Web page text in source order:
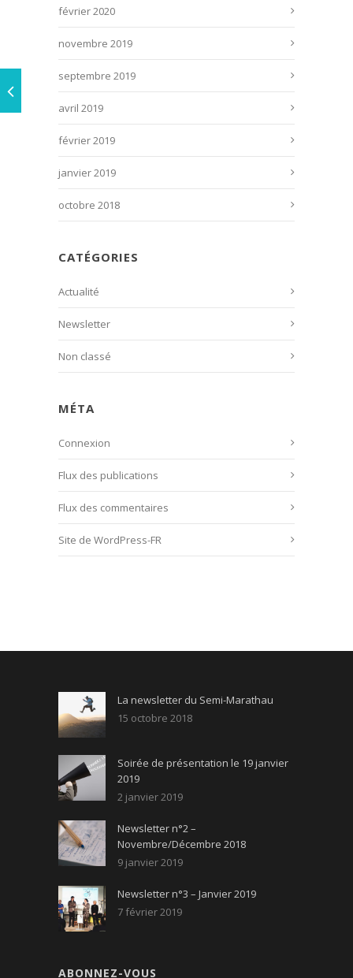
février 2020
novembre 2019
septembre 2019
avril 2019
février 2019
janvier 2019
octobre 2018
CATÉGORIES
Actualité
Newsletter
Non classé
MÉTA
Connexion
Flux des publications
Flux des commentaires
Site de WordPress-FR
La newsletter du Semi-Marathau
15 octobre 2018
Soirée de présentation le 19 janvier
2019
2 janvier 2019
Newsletter n°2 –
Novembre/Décembre 2018
9 janvier 2019
Newsletter n°3 – Janvier 2019
7 février 2019
ABONNEZ-VOUS